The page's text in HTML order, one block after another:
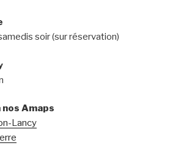
soir (sur réservation)
nos Amaps
Lancy